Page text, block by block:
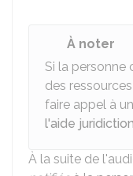
À noter
Si la personne
des
faire appel à
l'aide
À la suite de